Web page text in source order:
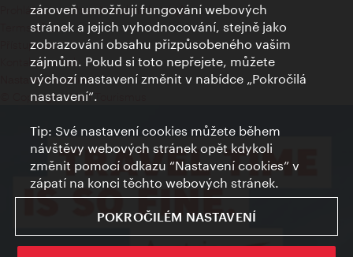
Prohlášení o ochraně osobních údajů
Terms of Use
Přístupnost
Kontakt pro tisk
Nastavení cookies
© Copyright Wien Tourismus
zároveň umožňují fungování webových
stránek a jejich vyhodnocování, stejně jako
zobrazování obsahu přizpůsobeného vašim
zájmům. Pokud si toto nepřejete, můžete
výchozí nastavení změnit v nabídce „Pokročilá
nastavení“.
Tip: Své nastavení cookies můžete během
návštěvy webových stránek opět kdykoli
změnit pomocí odkazu “Nastavení cookies” v
zápatí na konci těchto webových stránek.
POKROČILÉM NASTAVENÍ